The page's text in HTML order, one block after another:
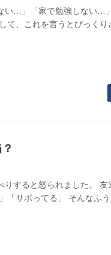
い…」「家で勉強しない…
て、これを言うとびっくり
すると怒られました。 友
「サボってる」 そんなふ